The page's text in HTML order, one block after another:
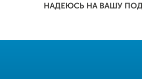
НАДЕЮСЬ НА ВАШУ